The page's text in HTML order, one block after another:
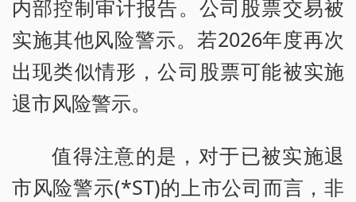
内部控制审计报告。公司股票交易被
实施其他风险警示。若2026年度再次
出现类似情形，公司股票可能被实施
退市风险警示。
值得注意的是，对于已被实施退
市风险警示(*ST)的上市公司而言，非